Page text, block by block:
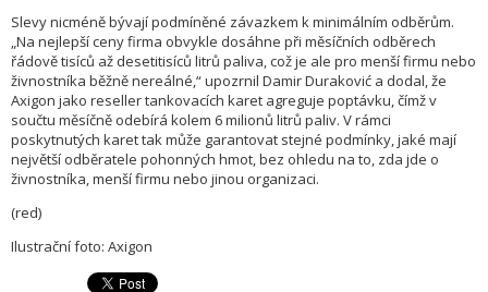
Slevy nicméně bývají podmíněné závazkem k minimálním odběrům.
„Na nejlepší ceny firma obvykle dosáhne při měsíčních odběrech
řádově tisíců až desetitisíců litrů paliva, což je ale pro menší firmu nebo
živnostníka běžně nereálné,“ upozrnil Damir Duraković a dodal, že
Axigon jako reseller tankovacích karet agreguje poptávku, čímž v
součtu měsíčně odebírá kolem 6 milionů litrů paliv. V rámci
poskytnutých karet tak může garantovat stejné podmínky, jaké mají
největší odběratele pohonných hmot, bez ohledu na to, zda jde o
živnostníka, menší firmu nebo jinou organizaci.
(red)
Ilustrační foto: Axigon